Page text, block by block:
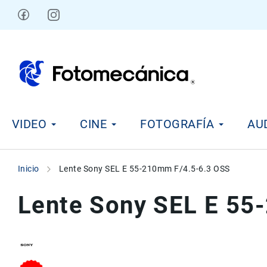
Ir
i
e
e
o
VIDEO CINE FOTOGRAFÍA
Inicio Lente Sony SEL E 55-210mm F/4.5-6.3 OSS
Lente Sony SEL E